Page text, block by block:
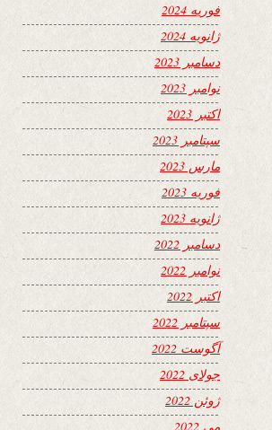
فوریه 2024
ژانویه 2024
دسامبر 2023
نوامبر 2023
اکتبر 2023
سپتامبر 2023
مارس 2023
فوریه 2023
ژانویه 2023
دسامبر 2022
نوامبر 2022
اکتبر 2022
سپتامبر 2022
آگوست 2022
جولای 2022
ژوئن 2022
می 2022